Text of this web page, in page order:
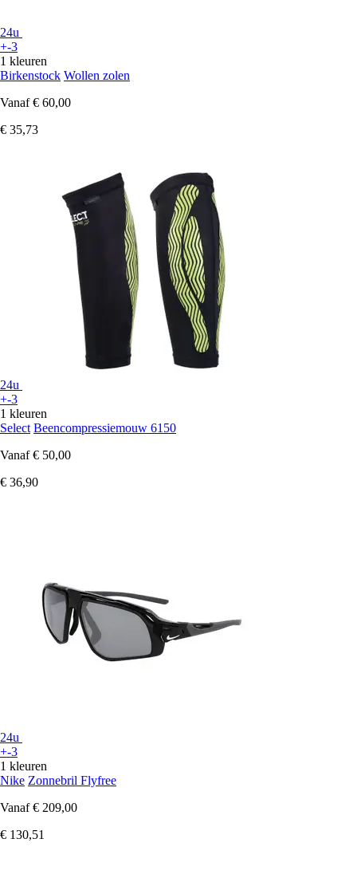
24u
+-3
1 kleuren
Birkenstock Wollen zolen
Vanaf € 60,00
€ 35,73
24u
+-3
1 kleuren
Select Beencompressiemouw 6150
Vanaf € 50,00
€ 36,90
24u
+-3
1 kleuren
Nike Zonnebril Flyfree
Vanaf € 209,00
€ 130,51